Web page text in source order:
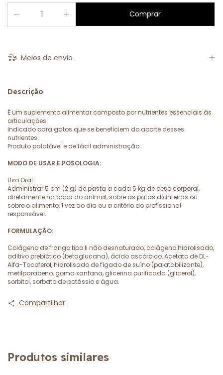
Meios de envio
Descrição
É um suplemento alimentar composto por nutrientes essenciais às
articulações.
Indicado para gatos que se beneficiem do aporte desses
nutrientes.
Produto palatável e de fácil administração.
MODO DE USAR E POSOLOGIA:
Uso Oral
Administrar 5 cm (2 g) de pasta a cada 5 kg de peso corporal,
diretamente na boca do animal, sobre as patas dianteiras ou
sobre o alimento, 1 vez ao dia ou a critério do profissional
responsável.
FORMULAÇÃO:
Colágeno de frango tipo II não desnaturado, colágeno hidrolisado,
aditivo prebiótico (betaglucana), ácido ascórbico, Acetato de DL-
Alfa-Tocoferol, hidrolisado de fígado de suíno (palatabilizante),
metilparabeno, goma xantana, glicerina purificada (glicerol),
sorbitol, sorbato de potássio e água.
Compartilhar
Produtos similares